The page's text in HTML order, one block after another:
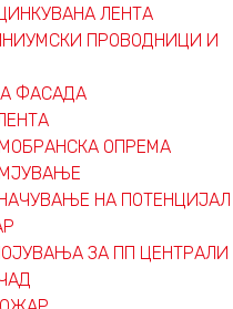
ЛЕНТА
ПРОВОДНИЦИ И
ФАСАДА
ОПРЕМА
НА ПОТЕНЦИЈАЛ
ЗА ПП ЦЕНТРАЛИ